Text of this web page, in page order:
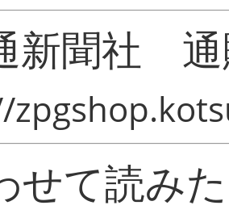
新聞社
せて読み